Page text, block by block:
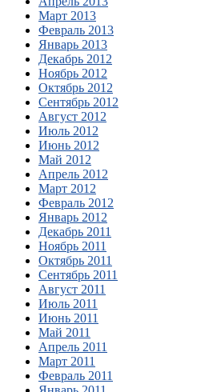
Март 2013
Февраль 2013
Январь 2013
Декабрь 2012
Ноябрь 2012
Октябрь 2012
Сентябрь 2012
Август 2012
Июль 2012
Июнь 2012
Май 2012
Апрель 2012
Март 2012
Февраль 2012
Январь 2012
Декабрь 2011
Ноябрь 2011
Октябрь 2011
Сентябрь 2011
Август 2011
Июль 2011
Июнь 2011
Май 2011
Апрель 2011
Март 2011
Февраль 2011